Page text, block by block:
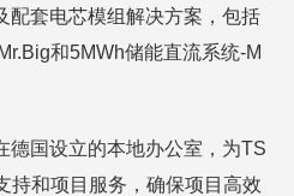
配套电芯模组解决方案，包括
和5MWh储能直流系统-M
德国设立的本地办公室，为TS
持和项目服务，确保项目高效